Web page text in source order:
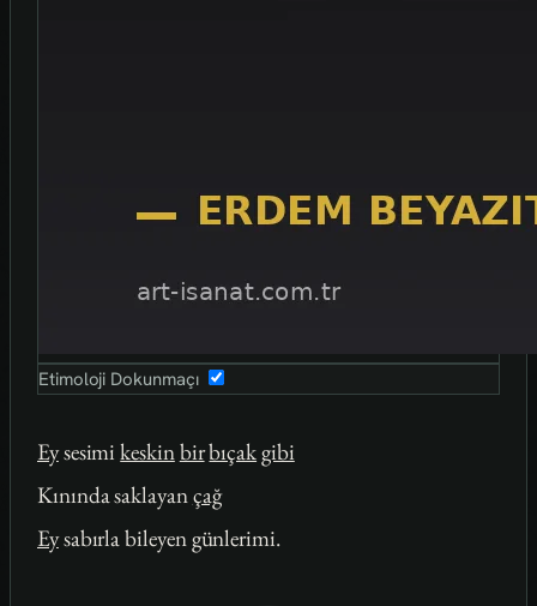
Etimoloji Dokunmaçı
Eysesimikeskinbirbıçakgibi
Kınında saklayançağ
Eysabırla bileyen günlerimi.